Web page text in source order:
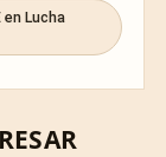
Lucha